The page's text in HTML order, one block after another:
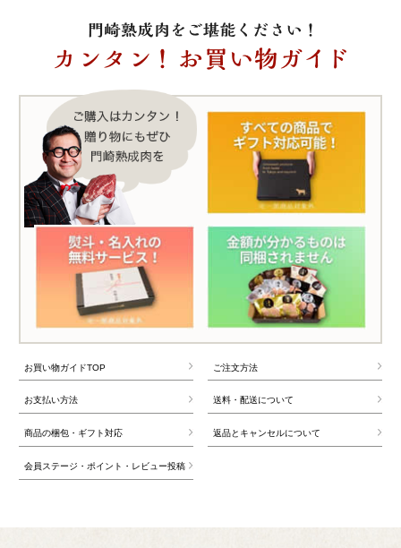
お買い物ガイドTOP ご注文方法
お支払い方法 送料・配送について
商品の梱包・ギフト対応 返品とキャンセルについて
会員ステージ・ポイント・レビュー投稿